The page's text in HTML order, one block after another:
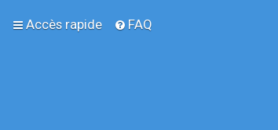
Accès rapide FAQ